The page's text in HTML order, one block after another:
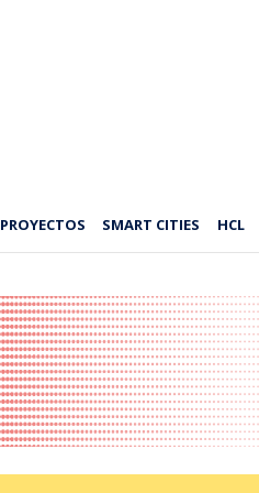
PROYECTOS SMART CITIES HCL